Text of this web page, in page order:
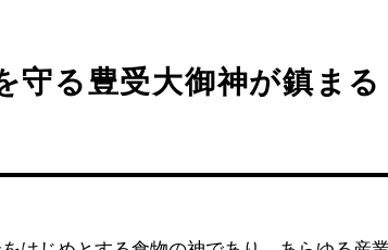
守る豊受大御神が鎮まる